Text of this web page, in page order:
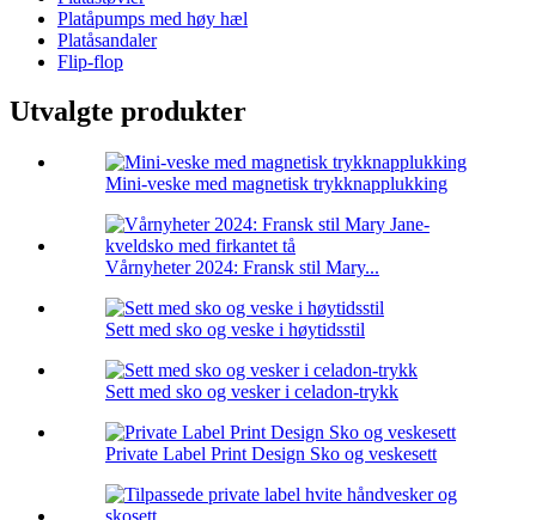
Platåpumps med høy hæl
Platåsandaler
Flip-flop
Utvalgte produkter
Mini-veske med magnetisk trykknapplukking
Vårnyheter 2024: Fransk stil Mary...
Sett med sko og veske i høytidsstil
Sett med sko og vesker i celadon-trykk
Private Label Print Design Sko og veskesett